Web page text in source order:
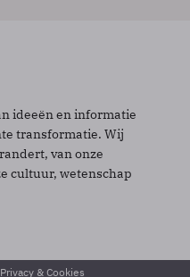
ideeën en informatie
transformatie. Wij
van onze
cultuur, wetenschap
Privacy & Cookies